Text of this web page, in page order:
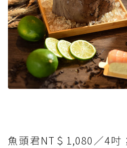
魚頭君NT＄1,080／4吋